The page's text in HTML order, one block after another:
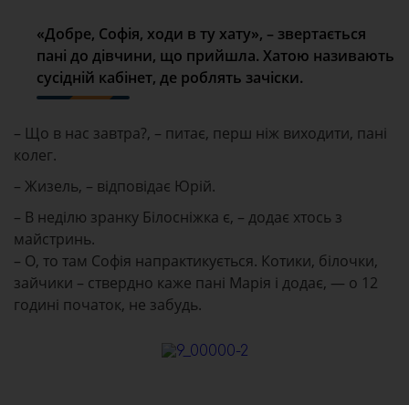
«Добре, Софія, ходи в ту хату», – звертається
пані до дівчини, що прийшла. Хатою називають
сусідній кабінет, де роблять зачіски.
– Що в нас завтра?, – питає, перш ніж виходити, пані
колег.
– Жизель, – відповідає Юрій.
– В неділю зранку Білосніжка є, – додає хтось з
майстринь.
– О, то там Софія напрактикується. Котики, білочки,
зайчики – ствердно каже пані Марія і додає, — о 12
годині початок, не забудь.